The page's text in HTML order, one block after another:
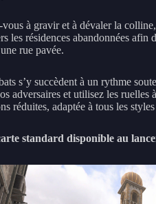
vous à gravir et à dévaler la
les résidences abandonnées
rue pavée.
s’y succèdent à un rythme
adversaires et utilisez les ruelles
réduites, adaptée à tous les
standard disponible au